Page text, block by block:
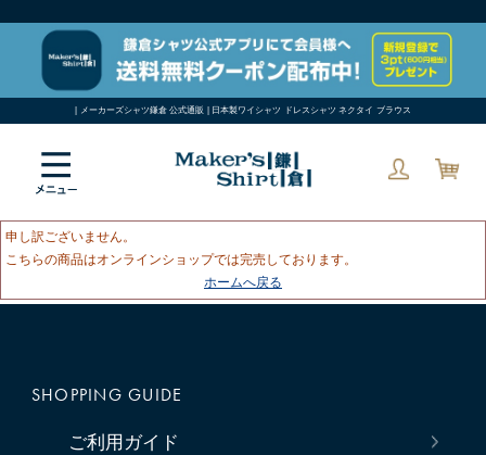
| メーカーズシャツ鎌倉 公式通販 | 日本製ワイシャツ ドレスシャツ ネクタイ ブラウス
申し訳ございません。
こちらの商品はオンラインショップでは完売しております。
ホームへ戻る
SHOPPING GUIDE
ご利用ガイド